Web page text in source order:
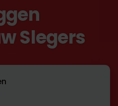
Slegers